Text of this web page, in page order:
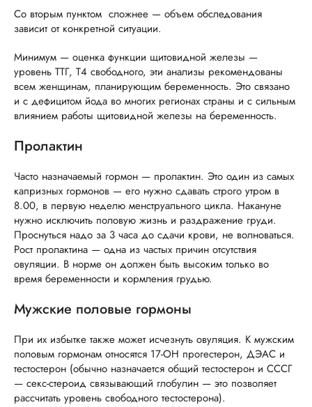
Со вторым пунктом сложнее — объем обследования
зависит от конкретной ситуации.
Минимум — оценка функции щитовидной железы —
уровень ТТГ, Т4 свободного, эти анализы рекомендованы
всем женщинам, планирующим беременность. Это связано
и с дефицитом йода во многих регионах страны и с сильным
влиянием работы щитовидной железы на беременность.
Пролактин
Часто назначаемый гормон — пролактин. Это один из самых
капризных гормонов — его нужно сдавать строго утром в
8.00, в первую неделю менструального цикла. Накануне
нужно исключить половую жизнь и раздражение груди.
Проснуться надо за 3 часа до сдачи крови, не волноваться.
Рост пролактина — одна из частых причин отсутствия
овуляции. В норме он должен быть высоким только во
время беременности и кормления грудью.
Мужские половые гормоны
При их избытке также может исчезнуть овуляция. К мужским
половым гормонам относятся 17-ОН прогестерон, ДЭАС и
тестостерон (обычно назначается общий тестостерон и СССГ
— секс-стероид связывающий глобулин — это позволяет
рассчитать уровень свободного тестостерона).